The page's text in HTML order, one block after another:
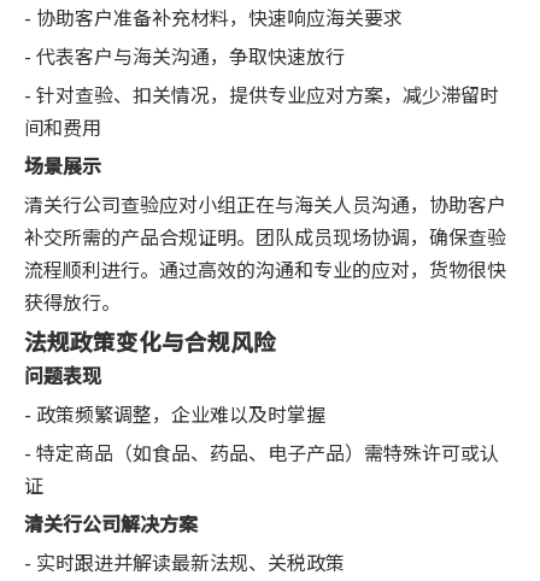
- 协助客户准备补充材料，快速响应海关要求
- 代表客户与海关沟通，争取快速放行
- 针对查验、扣关情况，提供专业应对方案，减少滞留时
间和费用
场景展示
清关行公司查验应对小组正在与海关人员沟通，协助客户
补交所需的产品合规证明。团队成员现场协调，确保查验
流程顺利进行。通过高效的沟通和专业的应对，货物很快
获得放行。
法规政策变化与合规风险
问题表现
- 政策频繁调整，企业难以及时掌握
- 特定商品（如食品、药品、电子产品）需特殊许可或认
证
清关行公司解决方案
- 实时跟进并解读最新法规、关税政策